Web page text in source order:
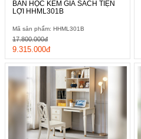
BÀN HỌC KÈM GIÁ SÁCH TIỆN
LỢI HHML301B
Mã sản phẩm: HHML301B
9.315.000đ
17.800.000đ